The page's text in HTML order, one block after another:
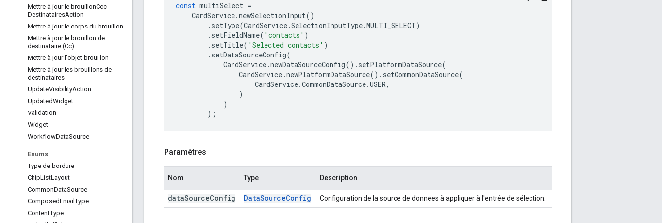
Mettre à jour le brouillonCcc
DestinatairesAction
Mettre à jour le corps du brouillon
Mettre à jour le brouillon de
destinataire (Cc)
Mettre à jour l'objet brouillon
Mettre à jour les brouillons de
destinataires
UpdateVisibilityAction
UpdatedWidget
Validation
Widget
WorkflowDataSource
Enums
Type de bordure
ChipListLayout
CommonDataSource
ComposedEmailType
ContentType
const multiSelect =
CardService.newSelectionInput()
. setType(CardService.SelectionInputType.MULTI_SELECT)
. setFieldName( 'contacts' )
. setTitle( 'Selected contacts' )
. setDataSourceConfig(
CardService.newDataSourceConfig(). setPlatformDataSource(
CardService.newPlatformDataSource(). setCommonDataSource(
CardService.CommonDataSource.USER,
)
)
);
Paramètres
Nom Type Description
dataSourceConfig DataSourceConfig Configuration de la source de données à appliquer à l'entrée de sélection.